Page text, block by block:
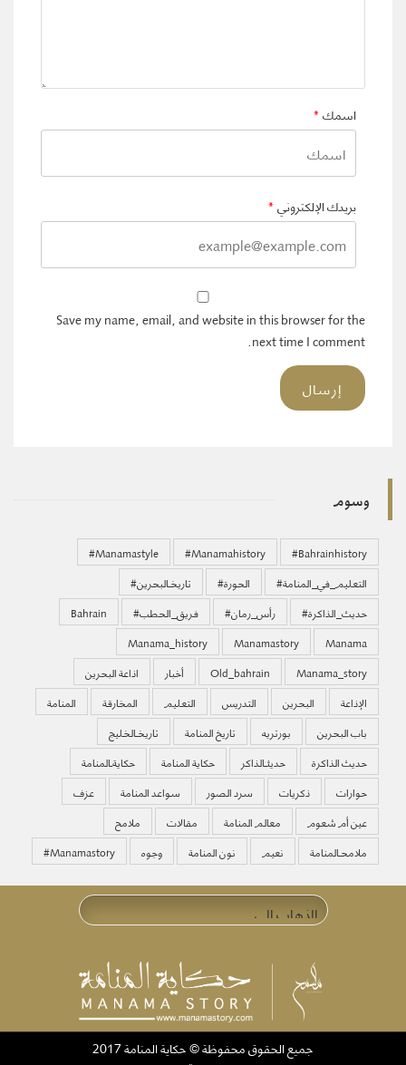
اسمك*
بريدك الإلكتروني*
Save my name, email, and website in this browser for the
next time I comment.
وسوم
#bahrainhistory
#manamahistory
#manamastyle
#التعليم_في_المنامة
#الحورة
#تاريخـالبحرين
#حديث_الذاكرة
#رأس_رمان #فريق_الحطب
Bahrain
Manama
Manamastory
Manama_history
Manama_story
Old_bahrain أخبار
اذاعة البحرين
الإذاعة
البحرين التدريس التعليم المخارقة
المنامة
باب البحرين
بورتريه تاريخ المنامة
تاريخـالخليج
حديث الذاكرة
حديثـالذاكر حكاية المنامة
حكايةـالمنامة
حوارات
ذكريات سرد الصور سواعد المنامة
عزف
عين أم شعوم
معالم المنامة مقالات
ملامح
ملامحـالمنامة
نعيم نون المنامة وجوه ‏#manamastory
جميع الحقوق محفوظة © حكاية المنامة 2017